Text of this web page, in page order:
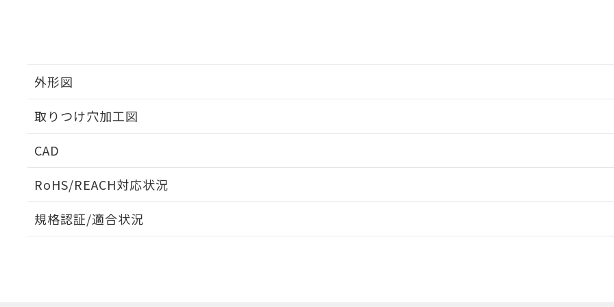
外形図
取りつけ穴加工図
CAD
RoHS/REACH対応状況
EU RoHS 注意事項・凡例
規格認証/適合状況